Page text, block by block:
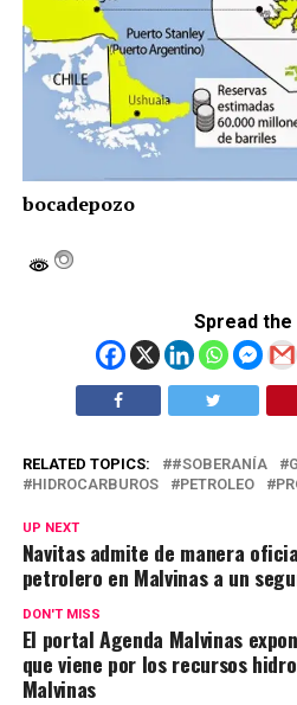
bocadepozo
Spread the
RELATED TOPICS: #SOBERANÍA
HIDROCARBUROS
PETROLEO
UP NEXT
Navitas admite de manera
petrolero en Malvinas a un
DON'T MISS
El portal Agenda Malvinas
que viene por los recursos
Malvinas